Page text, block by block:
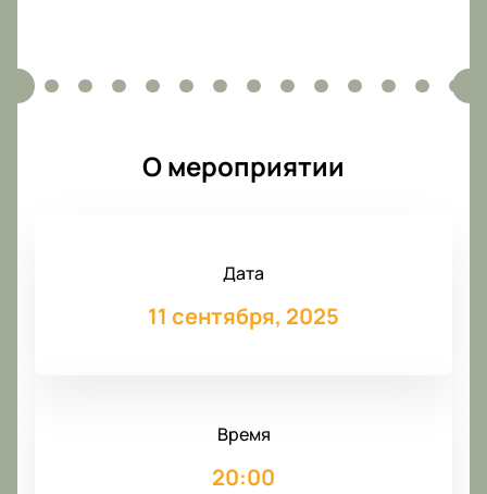
О мероприятии
Дата
11 сентября, 2025
Время
20:00